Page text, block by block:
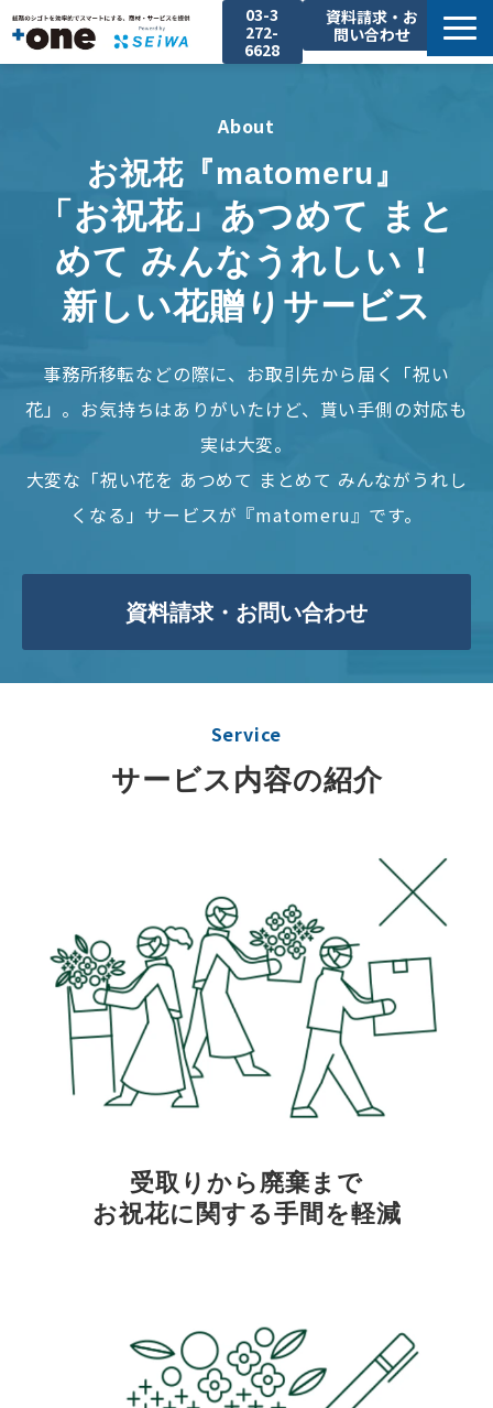
03-3
272-
6628
資料請求・お
問い合わせ
Service
Solution
Event
Case-Study
Company
About
お祝花『matomeru』
「お祝花」あつめて まと
めて みんなうれしい！
新しい花贈りサービス
事務所移転などの際に、お取引先から届く「祝い
花」。お気持ちはありがいたけど、貰い手側の対応も
実は大変。
大変な「祝い花を あつめて まとめて みんながうれし
くなる」サービスが『matomeru』です。
資料請求・お問い合わせ
Service
サービス内容の紹介
受取りから廃棄まで
お祝花に関する手間を軽減